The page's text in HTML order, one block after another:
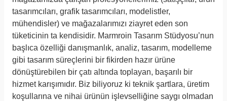
tasarımcıları, grafik tasarımcıları, modelistler,
mühendisler) ve mağazalarımızı ziayret eden son
tüketicinin ta kendisidir. Marmroin Tasarım Stüdyosu’nun
başlıca özelliği danışmanlık, analiz, tasarım, modelleme
gibi tasarım süreçlerini bir fikirden hazır ürüne
dönüştürebilen bir çatı altında toplayan, başarılı bir
hizmet karışımıdır. Biz biliyoruz ki teknik şartlara, üretim
koşullarına ve nihai ürünün işlevselliğine saygı olmadan